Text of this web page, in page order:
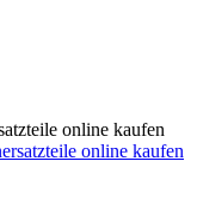
online kaufen